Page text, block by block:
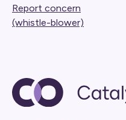
Report concern
(whistle-blower)